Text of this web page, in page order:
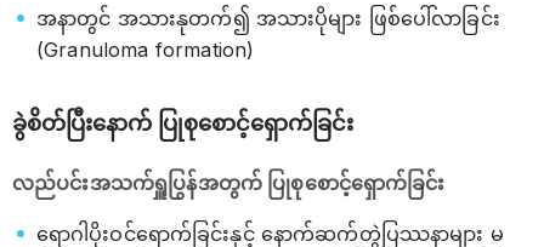
အနာတွင် အသားနုတက်၍ အသားပိုများ ဖြစ်ပေါ်လာခြင်း
(Granuloma formation)
ခွဲစိတ်ပြီးနောက် ပြုစုစောင့်ရှောက်ခြင်း
လည်ပင်းအသက်ရှူပြွန်အတွက် ပြုစုစောင့်ရှောက်ခြင်း
ရောဂါပိုးဝင်ရောက်ခြင်းနှင့် နောက်ဆက်တွဲပြဿနာများ မ